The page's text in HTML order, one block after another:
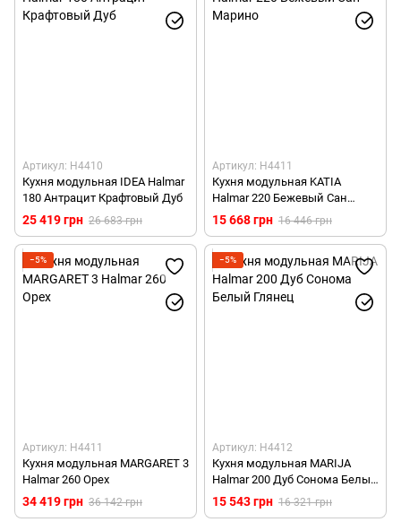
Артикул: H4410
Кухня модульная IDEA Halmar
180 Антрацит Крафтовый Дуб
25 419 грн 26 683 грн
Артикул: H4411
Кухня модульная KATIA
Halmar 220 Бежевый Сан
Марино
15 668 грн 16 446 грн
−5%
Артикул: H4411
Кухня модульная MARGARET 3
Halmar 260 Орех
34 419 грн 36 142 грн
−5%
Артикул: H4412
Кухня модульная MARIJA
Halmar 200 Дуб Сонома Белый
Глянец
15 543 грн 16 321 грн